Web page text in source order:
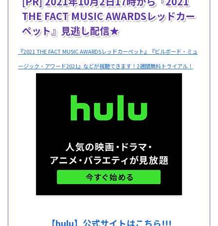
THE FACT MUSIC AWARDSレッドカー
ペット』見逃し配信★
『2021 THE FACT MUSIC AWARDSレッドカーペット』『ビルボード・ミュ
ージック・アワード2021』などが視聴できます！2週間無料トライアル！
【hulu】公式サイトはこちら!!!